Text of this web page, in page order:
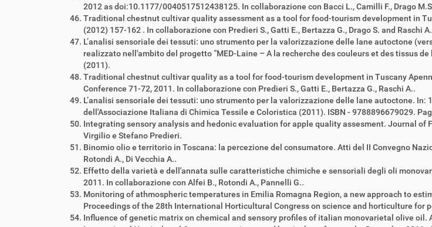
2012as doi:10.1177/0040517512438125. In collaborazione con Bacci L., Camilli F., Drago
Traditional chestnut cultivar quality assessment as a tool for food-tourism development in
(2012) 157-162 . In collaborazione con Predieri S., Gatti E., Bertazza G., Drago S. and Raschi
L’analisi sensoriale dei tessuti: uno strumento per la valorizzazione delle lane autoctone
realizzato nell'ambito del progetto “MED-Laine – A la recherche des couleurs et des tissus
(2011).
Traditional chestnut cultivar quality as a tool for food-tourism development in Tuscany
Conference 71-72, 2011. In collaborazione con Predieri S., Gatti E., Bertazza G., Raschi A..
L’analisi sensoriale dei tessuti: uno strumento per la valorizzazione delle lane autoctone.
dell'Associazione Italiana di Chimica Tessile e Coloristica (2011). ISBN - 9788896679029.
Integrating sensory analysis and hedonic evaluation for apple quality assesment. Journal of
Virgilio e Stefano Predieri.
Binomio olio e territorio in Toscana: la percezione del consumatore. Atti del II Convegno
Rotondi A., Di Vecchia A..
Effetto della varietà e dell'annata sulle caratteristiche chimiche e sensoriali degli oli
2011. In collaborazione con Alfei B., Rotondi A., Pannelli G..
Monitoring of athmospheric temperatures in Emilia Romagna Region, a new approach to
Proceedings of the 28th International Horticultural Congress on science and horticulture for
Influence of genetic matrix on chemical and sensory profiles of italian monovarietal olive oil.